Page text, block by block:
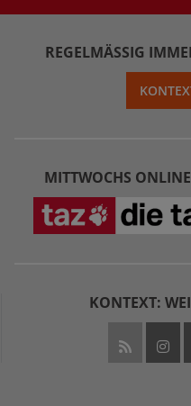
REGELMÄSSIG
MITTWOCHS
KONTEXT: